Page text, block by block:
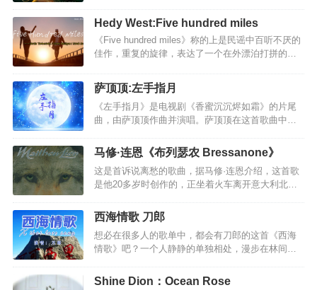
易水寒，壮士一去不复返。整个音乐一开头并不是
圆号，而是古筝，犹如蜻蜓点水，然后才是一段红
日初升的圆号气势恢宏。很恢宏但是并没有吞山河
的气势，而是一种将要爆发之前的压抑。脑补这样
的一…
默默守望它冉冉开放在相爱的日子，芬芳的誓言，
令人回首。Scarborough Fair（斯卡堡集市，也译作
斯卡布罗集市”），是一首旋律优美的经典英文歌
曲，曾作为第40届奥斯卡获奖影片《毕业生》（The
处的触动。《斯卡布罗集市》诉说了一个缠绵凄美
的爱情故事：一个参军的男青年远离自己相爱的姑
娘在战争中不幸遇难，但长满…
Hedy West:Five hundred miles
《Five hundred miles》称的上是民谣中百听不厌的
佳作，重复的旋律，表达了一个在外漂泊打拼的游
去往何方？火车不停地走，一百里，二百里，三百
里，四百里，五百里，此刻，游子离家已有五百
里。away from home”重复数次,表达了游子对家的
眷恋。歌词中段叙说游子在外奔波的辛酸，衣衫褴
way”反复出现，充分表明游子的无可奈何，穷困在
异地，这样怎么回家啊，怎么去面对那些关心自己
的亲人啊。结尾…
萨顶顶:左手指月
《左手指月》是电视剧《香蜜沉沉烬如霜》的片尾
曲，由萨顶顶作曲并演唱。萨顶顶在这首歌曲中尽
横跨三个八度，融合戏曲与花腔女高音唱法，头腔
咽腔信手拈来，真嗓假嗓切换自如，对高音的极致
控制力将剧情的张驰与人物复杂心理展现得淋漓尽
致！ 越听越飘渺，越听越空灵，越听越好听。左手
握大地右手握着天掌纹裂出了十方的闪电把时光匆
匆兑换成了年三千世 如所不见左手拈着花右手舞着
啊左手一弹指右手弹着弦舟楫摆渡在忘川的水间当
烦恼能开…
马修·连恩《布列瑟农 Bressanone》
这是首诉说离愁的歌曲，据马修·连恩介绍，这首歌
是他20多岁时创作的，正坐着火车离开意大利北部
他对这片土地饱含深情。[另外，据介绍，这首歌的
背后其实还有着马修·连恩自己的爱情故事。其旷远
忧伤的旋律、如诗如画的歌词、马修·连恩清冽醇厚
的歌声，以及歌曲结尾处的火车铁轨声，常令听者
陶醉在歌曲所营造的忧伤而纯净的世界中。这首歌
在网络上常被誉为"世界上最伤感的英文歌曲"。以下
西海情歌 刀郎
想必在很多人的歌单中，都会有刀郎的这首《西海
情歌》吧？一个人静静的单独相处，漫步在林间小
时，想必很多人都会被歌词中的凄婉缠绵给打动，
Shine Dion：Ocean Rose